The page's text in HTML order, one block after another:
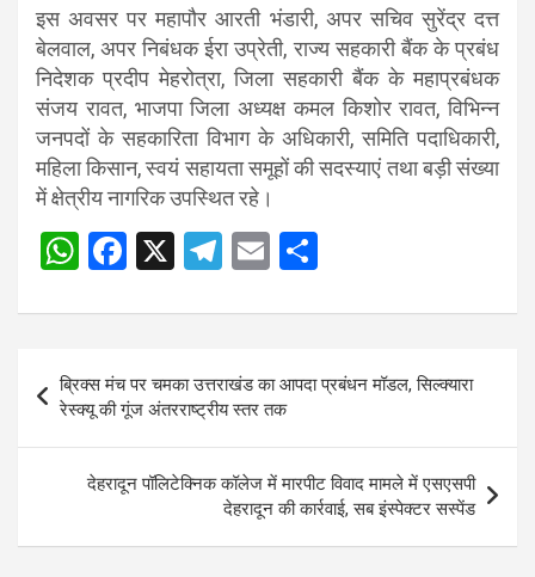
इस अवसर पर महापौर आरती भंडारी, अपर सचिव सुरेंद्र दत्त
बेलवाल, अपर निबंधक ईरा उप्रेती, राज्य सहकारी बैंक के प्रबंध
निदेशक प्रदीप मेहरोत्रा, जिला सहकारी बैंक के महाप्रबंधक
संजय रावत, भाजपा जिला अध्यक्ष कमल किशोर रावत, विभिन्न
जनपदों के सहकारिता विभाग के अधिकारी, समिति पदाधिकारी,
महिला किसान, स्वयं सहायता समूहों की सदस्याएं तथा बड़ी संख्या
में क्षेत्रीय नागरिक उपस्थित रहे।
PostW
at
A
p
p
F
ce
o
o
k
X
T
e
gr
a
m
E
ail ar
Post
navigation
ब्रिक्स मंच पर चमका उत्तराखंड का आपदा प्रबंधन मॉडल, सिल्क्यारा
रेस्क्यू की गूंज अंतरराष्ट्रीय स्तर तक
देहरादून पॉलिटेक्निक कॉलेज में मारपीट विवाद मामले में एसएसपी
देहरादून की कार्रवाई, सब इंस्पेक्टर सस्पेंड